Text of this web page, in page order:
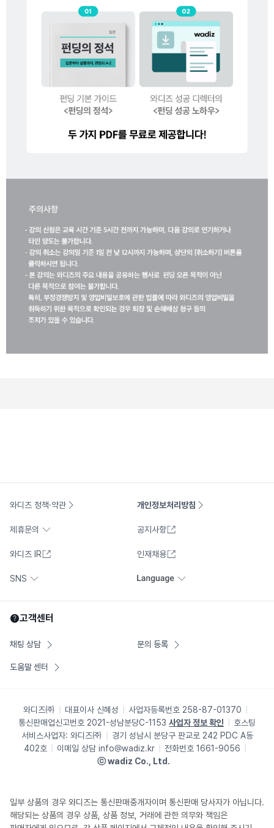
와디즈 정책·약관 개인정보처리방침
제휴문의 공지사항
와디즈 IR 인재채용
SNS
고객센터
채팅 상담 문의 등록
도움말 센터
와디즈㈜ 대표이사 신혜성 사업자등록번호 258-87-01370
통신판매업신고번호 2021-성남분당C-1153 사업자 정보 확인
호스팅
서비스사업자: 와디즈㈜
경기 성남시 분당구 판교로 242 PDC A동
402호
이메일 상담 info@wadiz.kr
전화번호 1661-9056
ⓒ wadiz Co., Ltd.
일부 상품의 경우 와디즈는 통신판매중개자이며 통신판매 당사자가 아닙니다.
해당되는 상품의 경우 상품, 상품 정보, 거래에 관한 의무와 책임은